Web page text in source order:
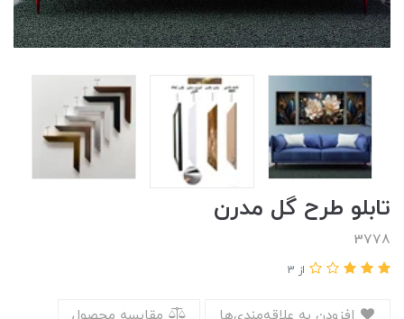
تابلو طرح گل مدرن
3778
از 3